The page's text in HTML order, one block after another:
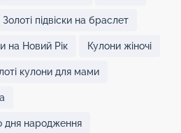
Золоті підвіски на браслет
на Новий Рік Кулони жіночі
кулони для мами
дня народження